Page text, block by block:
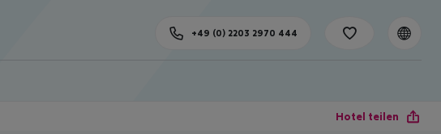
+49 (0) 2203 2970 444
Hotel teilen